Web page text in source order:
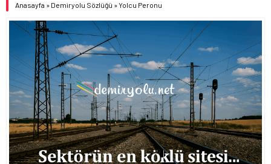
Anasayfa » Demiryolu Sözlüğü »Yolcu Peronu